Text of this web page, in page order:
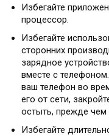
Избегайте
процессор.
Избегайте
сторонних
зарядное
вместе с
ваш телефон во
его от сети,
остыть, прежде чем
Избегайте